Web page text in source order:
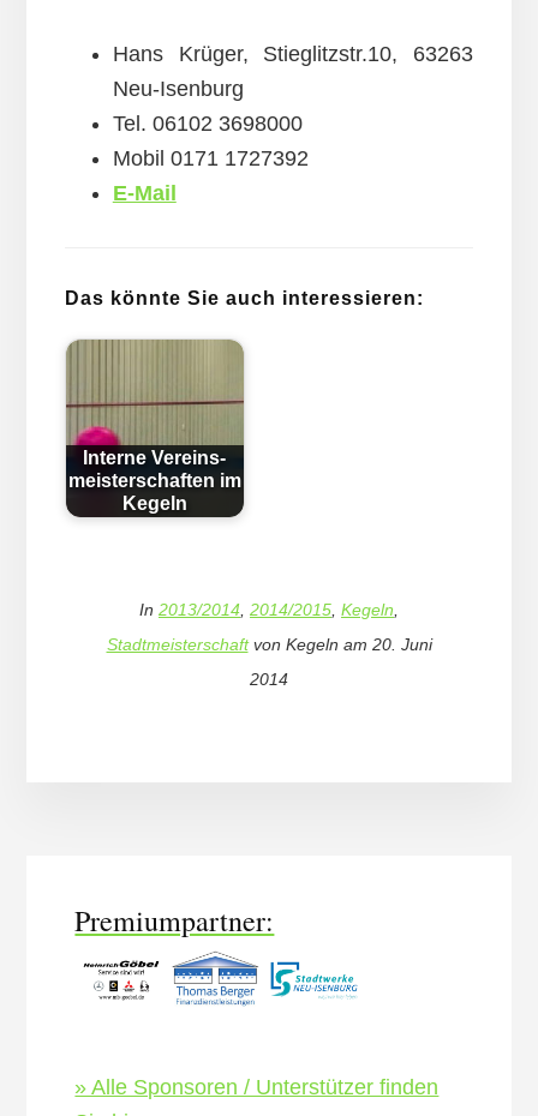
Hans Krüger, Stieglitzstr.10, 63263
Neu-Isenburg
Tel. 06102 3698000
Mobil 0171 1727392
E-Mail
Das könnte Sie auch interessieren:
Interne Vereins­
meister­schaft­en im
Kegeln
In 2013/2014 2014/2015 Kegeln
Stadtmeisterschaftvon Kegeln am 20. Juni
2014
Premiumpartner:
» Alle Sponsoren / Unterstützer finden